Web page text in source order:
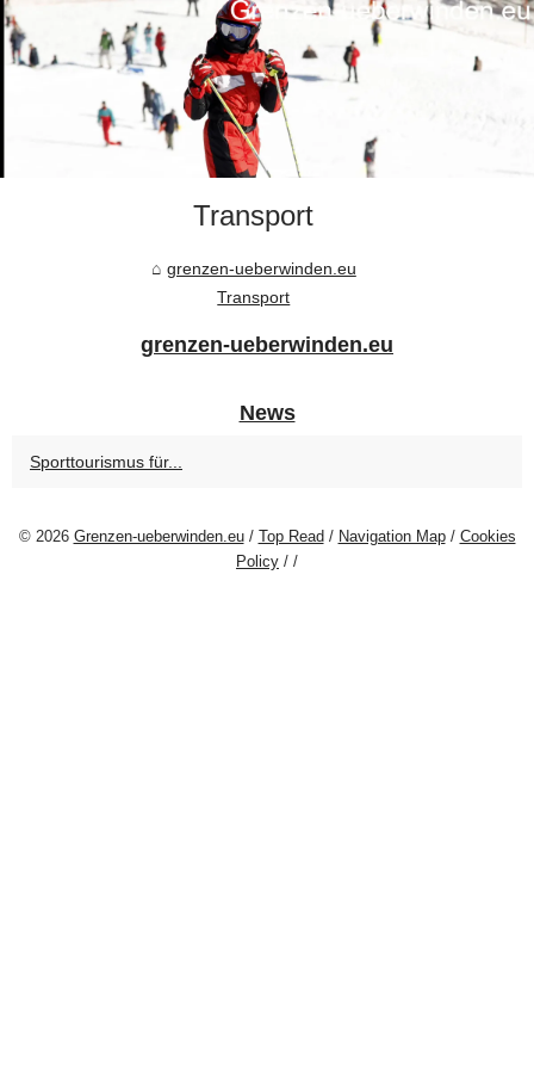
Transport
grenzen-ueberwinden.eu
Transport
grenzen-ueberwinden.eu
News
Sporttourismus für...
© 2026 Grenzen-ueberwinden.eu/ Top Read / Navigation Map/ Cookies
Policy / /